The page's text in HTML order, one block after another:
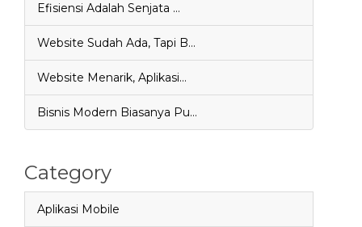
Efisiensi Adalah Senjata …
Website Sudah Ada, Tapi B…
Website Menarik, Aplikasi…
Bisnis Modern Biasanya Pu…
Category
Aplikasi Mobile